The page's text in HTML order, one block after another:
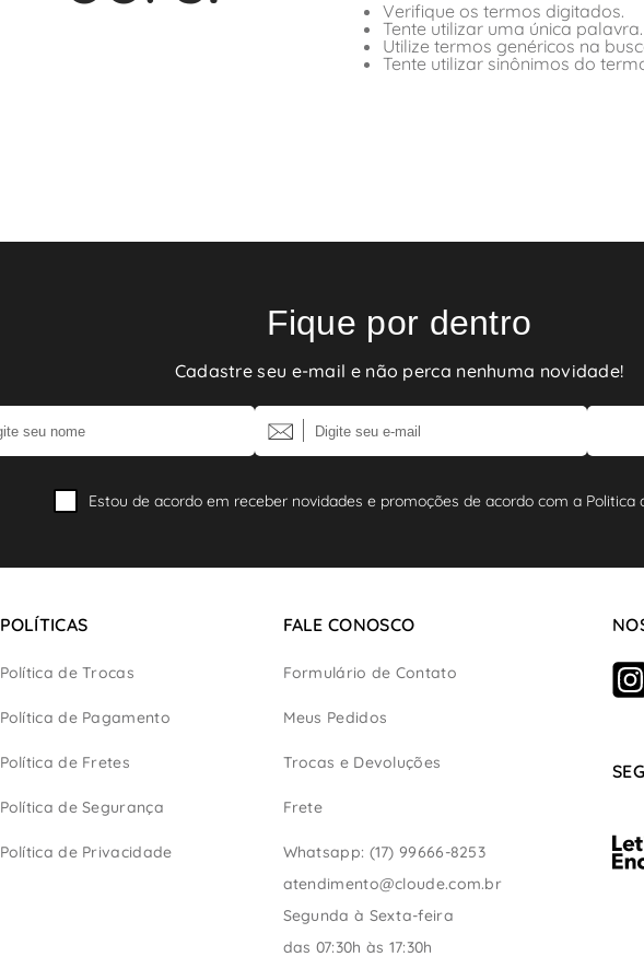
Verifique os termos digitados.
Tente utilizar uma única palavra.
Utilize termos genéricos na
Tente utilizar sinônimos do
Fique por dentro
Cadastre seu e-mail e não perca nenhuma novidade!
Estou de acordo em receber novidades e promoções de acordo com a Politica
POLÍTICAS
Política de Trocas
Política de Pagamento
Política de Fretes
Política de Segurança
Política de Privacidade
FALE CONOSCO
Formulário de Contato
Meus Pedidos
Trocas e Devoluções
Frete
Whatsapp: (17) 99666-8253
atendimento@cloude.com.br
Segunda à Sexta-feira
das 07:30h às 17:30h